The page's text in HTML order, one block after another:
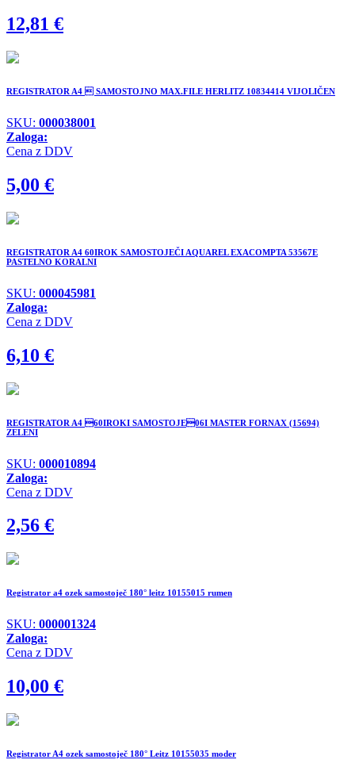
12,81 €
REGISTRATOR A4  SAMOSTOJNO MAX.FILE HERLITZ 10834414 VIJOLIČEN
SKU: 000038001
Zaloga:
Cena z DDV
5,00 €
REGISTRATOR A4 60IROK SAMOSTOJEČI AQUAREL EXACOMPTA 53567E
PASTELNO KORALNI
SKU: 000045981
Zaloga:
Cena z DDV
6,10 €
REGISTRATOR A4 60IROKI SAMOSTOJE06I MASTER FORNAX (15694)
ZELENI
SKU: 000010894
Zaloga:
Cena z DDV
2,56 €
Registrator a4 ozek samostoječ 180° leitz 10155015 rumen
SKU: 000001324
Zaloga:
Cena z DDV
10,00 €
Registrator A4 ozek samostoječ 180° Leitz 10155035 moder